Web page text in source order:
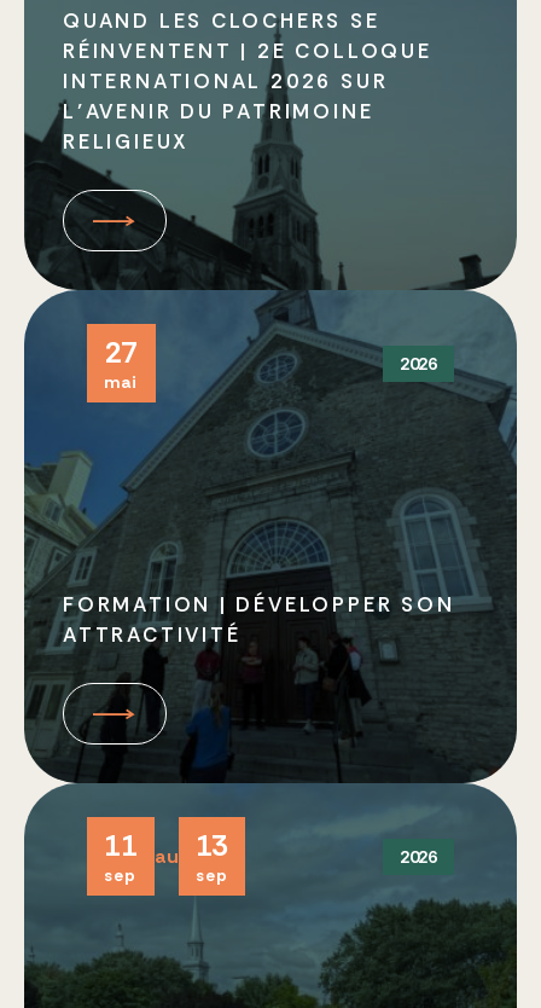
QUAND LES CLOCHERS SE
RÉINVENTENT | 2E COLLOQUE
INTERNATIONAL 2026 SUR
L’AVENIR DU PATRIMOINE
RELIGIEUX
27
mai
2026
FORMATION | DÉVELOPPER SON
ATTRACTIVITÉ
11
sep
au 13
sep
2026